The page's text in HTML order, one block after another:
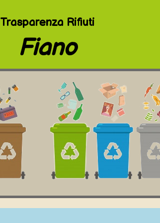
Trasparenza Rifiuti
Fiano